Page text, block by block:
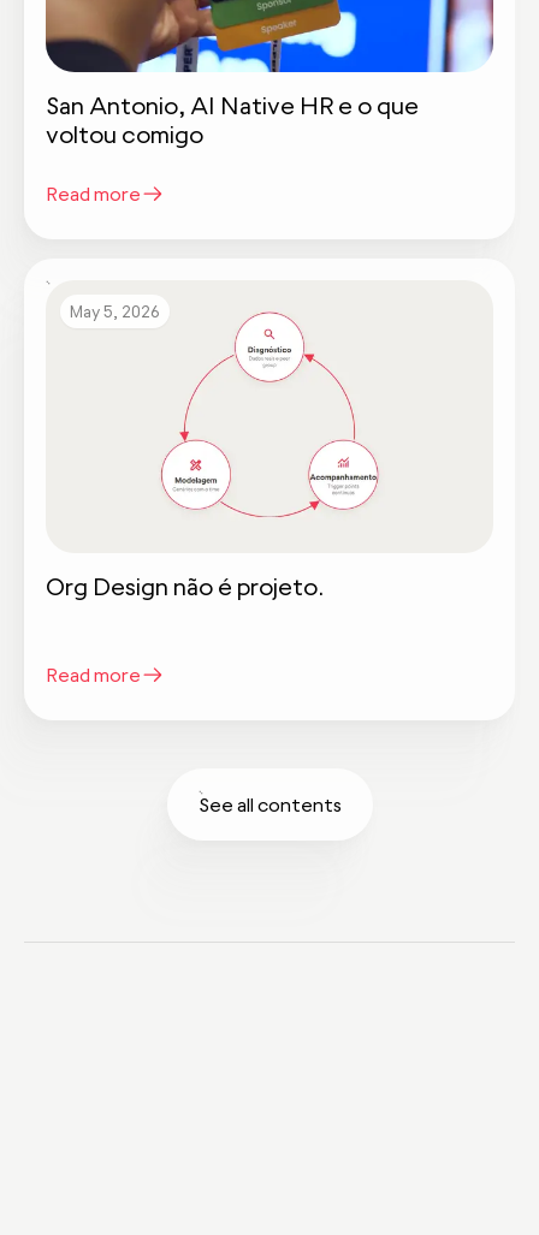
San Antonio, AI Native HR e o que
voltou comigo
Read more
May 5, 2026
Org Design não é projeto.
Read more
See all contents